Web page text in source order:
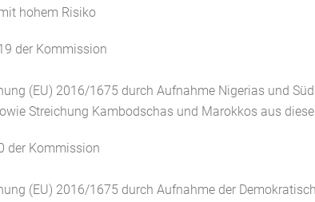
hohem Risiko
der Kommission
(EU) 2016/1675 durch Aufnahme Nigerias und
Streichung Kambodschas und Marokkos aus
der Kommission
(EU) 2016/1675 durch Aufnahme der